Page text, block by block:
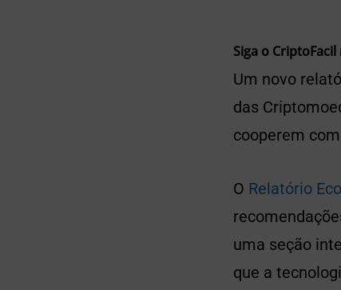
Siga o CriptoFacil
Um novo
das
cooperem
O Relatório
uma seção
que a